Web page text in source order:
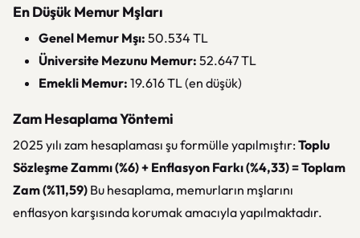
En Düşük Memur Mşları
Genel Memur Mşı: 50.534 TL
Üniversite Mezunu Memur: 52.647 TL
Emekli Memur: 19.616 TL (en düşük)
Zam Hesaplama Yöntemi
2025 yılı zam hesaplaması şu formülle yapılmıştır:Toplu
Sözleşme Zammı (%6) + Enflasyon Farkı (%4,33) = Toplam
Zam (%11,59) Bu hesaplama, memurların mşlarını
enflasyon karşısında korumak amacıyla yapılmaktadır.